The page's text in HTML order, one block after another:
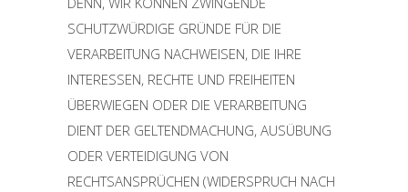
SCHUTZWÜRDIGE GRÜNDE FÜR DIE
VERARBEITUNG NACHWEISEN, DIE IHRE
INTERESSEN, RECHTE UND FREIHEITEN
ÜBERWIEGEN ODER DIE VERARBEITUNG
DIENT DER GELTENDMACHUNG, AUSÜBUNG
ODER VERTEIDIGUNG VON
RECHTSANSPRÜCHEN (WIDERSPRUCH NACH